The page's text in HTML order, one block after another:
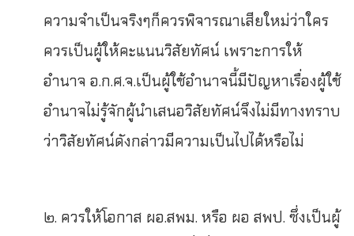
ความจำเป็นจริงๆก็ควรพิจารณาเสียใหม่ว่าใคร
ควรเป็นผู้ให้คะแนนวิสัยทัศน์ เพราะการให้
อำนาจ อ.ก.ศ.จ.เป็นผู้ใช้อำนาจนี้มีปัญหาเรื่องผู้ใช้
อำนาจไม่รู้จักผู้นำเสนอวิสัยทัศน์จึงไม่มีทางทราบ
ว่าวิสัยทัศน์ดังกล่าวมีความเป็นไปได้หรือไม่
๒. ควรให้โอกาส ผอ.สพม. หรือ ผอ สพป. ซึ่งเป็นผู้